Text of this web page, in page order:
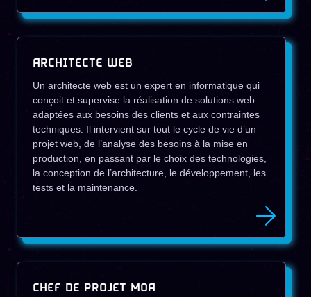
ARCHITECTE WEB
Un architecte web est un expert en informatique qui
conçoit et supervise la réalisation de solutions web
adaptées aux besoins des clients et aux contraintes
techniques. Il intervient sur tout le cycle de vie d’un
projet web, de l’analyse des besoins à la mise en
production, en passant par le choix des technologies,
la conception de l’architecture, le développement, les
tests et la maintenance.
CHEF DE PROJET MOA